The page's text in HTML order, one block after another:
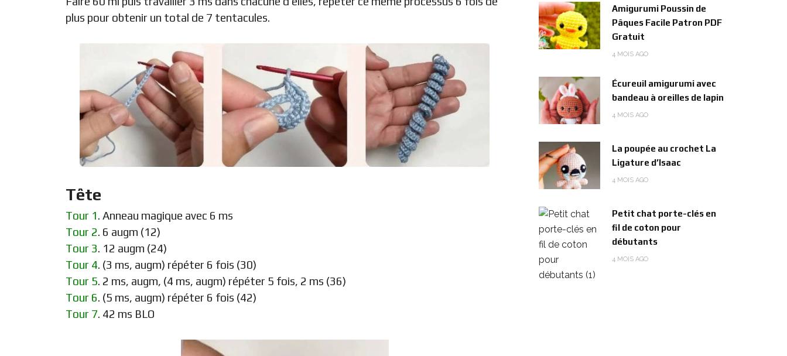
plus pour obtenir un total de 7 tentacules.
Tête
Tour 1. Anneau magique avec 6 ms
Tour 2. 6 augm (12)
Tour 3. 12 augm (24)
Tour 4. (3 ms, augm) répéter 6 fois (30)
Tour 5. 2 ms, augm, (4 ms, augm) répéter 5 fois, 2 ms (36)
Tour 6. (5 ms, augm) répéter 6 fois (42)
Tour 7. 42 ms BLO
Amigurumi Poussin de
Pâques Facile Patron PDF
Gratuit
4 MOIS AGO
Écureuil amigurumi avec
bandeau à oreilles de lapin
4 MOIS AGO
La poupée au crochet La
Ligature d’Isaac
4 MOIS AGO
Petit chat porte-clés en
fil de coton pour
débutants
4 MOIS AGO